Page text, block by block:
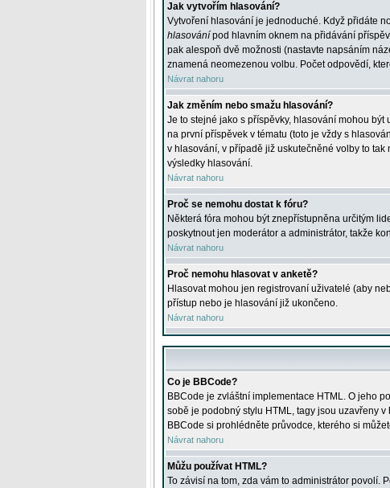
Jak vytvořím hlasování?
Vytvoření hlasování je jednoduché. Když přidáte
hlasování pod hlavním oknem na přidávání
pak alespoň dvě možnosti (nastavte napsáním
znamená neomezenou volbu. Počet odpovědí,
Návrat nahoru
Jak změním nebo smažu hlasování?
Je to stejné jako s příspěvky, hlasování mohou
na první příspěvek v tématu (toto je vždy s
v hlasování, v případě již uskutečněné volby to
výsledky hlasování.
Návrat nahoru
Proč se nemohu dostat k fóru?
Některá fóra mohou být znepřístupněna určitým
poskytnout jen moderátor a administrátor, takže
Návrat nahoru
Proč nemohu hlasovat v anketě?
Hlasovat mohou jen registrovaní uživatelé (aby
přístup nebo je hlasování již ukončeno.
Návrat nahoru
Co je BBCode?
BBCode je zvláštní implementace HTML. O jeho
sobě je podobný stylu HTML, tagy jsou uzavřeny
BBCode si prohlédněte průvodce, kterého si
Návrat nahoru
Můžu používat HTML?
To závisí na tom, zda vám to administrátor povolí.